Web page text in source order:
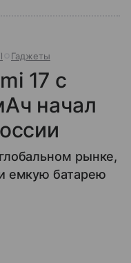
Гаджеты
17 с
начал
рынке,
емкую батарею